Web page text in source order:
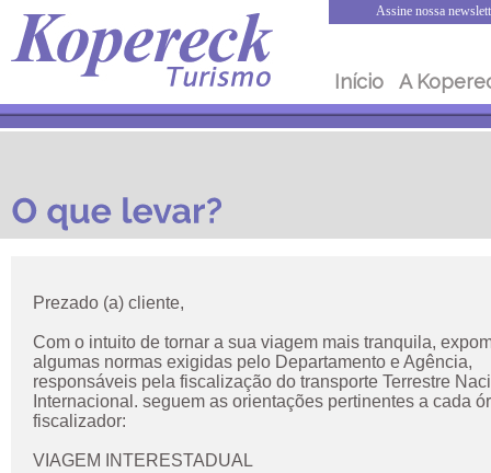
Assine nossa
Início A
Prezado (a) cliente,
Com o intuito de tornar a sua viagem mais tranquila,
algumas normas exigidas pelo Departamento e Agência,
responsáveis pela fiscalização do transporte Terrestre
Internacional. seguem as orientações pertinentes a cada
fiscalizador:
VIAGEM INTERESTADUAL